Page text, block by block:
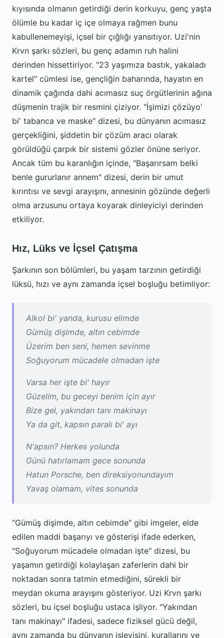
kıyısında olmanın getirdiği derin korkuyu, genç yaşta
ölümle bu kadar iç içe olmaya rağmen bunu
kabullenemeyişi, içsel bir çığlığı yansıtıyor. Uzi'nin
Krvn şarkı sözleri, bu genç adamın ruh halini
derinden hissettiriyor. "23 yaşımıza bastık, yakaladı
kartel" cümlesi ise, gençliğin baharında, hayatın en
dinamik çağında dahi acımasız suç örgütlerinin ağına
düşmenin trajik bir resmini çiziyor. "İşimizi çözüyo'
bi' tabanca ve maske" dizesi, bu dünyanın acımasız
gerçekliğini, şiddetin bir çözüm aracı olarak
görüldüğü çarpık bir sistemi gözler önüne seriyor.
Ancak tüm bu karanlığın içinde, "Başarırsam belki
benle gururlanır annem" dizesi, derin bir umut
kırıntısı ve sevgi arayışını, annesinin gözünde değerli
olma arzusunu ortaya koyarak dinleyiciyi derinden
etkiliyor.
Hız, Lüks ve İçsel Çatışma
Şarkının son bölümleri, bu yaşam tarzının getirdiği
lüksü, hızı ve aynı zamanda içsel boşluğu betimliyor:
Alkol bi' yanda, kurusu elimde
Gümüş dişimde, altın cebimde
Üzerim ben seni, hemen sevinme
Soğuyorum mücadele olmadan işte
Varsa her işte bi' hayır
Güzelim, bu geceyi benim için ayır
Bize gel, yakından tanı makinayı
Ya da git, kapsın paralı bi' ayı
N'apsın? Herkes yolunda
Günü hatırlamam gece sonunda
Hatun Porsche, ben direksiyonundayım
Yavaş olamam, vites sonunda
"Gümüş dişimde, altın cebimde" gibi imgeler, elde
edilen maddi başarıyı ve gösterişi ifade ederken,
"Soğuyorum mücadele olmadan işte" dizesi, bu
yaşamın getirdiği kolaylaşan zaferlerin dahi bir
noktadan sonra tatmin etmediğini, sürekli bir
meydan okuma arayışını gösteriyor. Uzi Krvn şarkı
sözleri, bu içsel boşluğu ustaca işliyor. "Yakından
tanı makinayı" ifadesi, sadece fiziksel gücü değil,
aynı zamanda bu dünyanın işleyişini, kurallarını ve